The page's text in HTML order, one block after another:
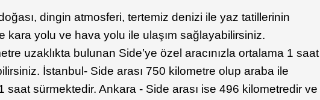
dingin atmosferi, tertemiz denizi ile yaz tatillerinin
kara yolu ve hava yolu ile ulaşım sağlayabilirsiniz.
uzaklıkta bulunan Side’ye özel aracınızla ortalama 1 saat
İstanbul- Side arası 750 kilometre olup araba ile
saat sürmektedir. Ankara - Side arası ise 496 kilometredir ve